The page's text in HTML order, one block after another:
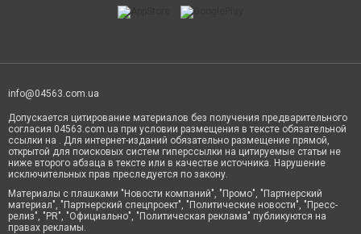
info@04563.com.ua
Допускается цитирование материалов без получения предварительного
согласия 04563.com.ua при условии размещения в тексте обязательной
ссылки на . Для интернет-изданий обязательно размещение прямой,
открытой для поисковых систем гиперссылки на цитируемые статьи не
ниже второго абзаца в тексте или в качестве источника. Нарушение
исключительных прав преследуется по закону.
Материалы с плашками "Новости компаний", "Промо", "Партнерский
материал", "Партнерский спецпроект", "Политические новости", "Пресс-
релиз", "PR", "Официально", "Политическая реклама" публикуются на
правах рекламы.